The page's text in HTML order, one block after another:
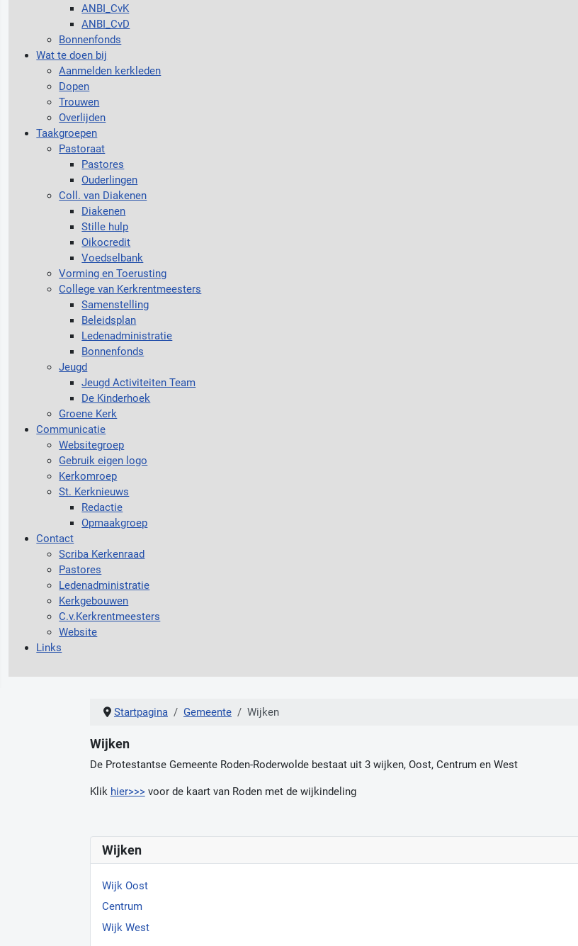
ANBI_CvK
ANBI_CvD
Bonnenfonds
Wat te doen bij
Aanmelden kerkleden
Dopen
Trouwen
Overlijden
Taakgroepen
Pastoraat
Pastores
Ouderlingen
Coll. van Diakenen
Diakenen
Stille hulp
Oikocredit
Voedselbank
Vorming en Toerusting
College van Kerkrentmeesters
Samenstelling
Beleidsplan
Ledenadministratie
Bonnenfonds
Jeugd
Jeugd Activiteiten Team
De Kinderhoek
Groene Kerk
Communicatie
Websitegroep
Gebruik eigen logo
Kerkomroep
St. Kerknieuws
Redactie
Opmaakgroep
Contact
Scriba Kerkenraad
Pastores
Ledenadministratie
Kerkgebouwen
C.v.Kerkrentmeesters
Website
Links
Startpagina Gemeente Wijken
Wijken
De Protestantse Gemeente Roden-Roderwolde bestaat uit 3 wijken, Oost, Centrum en West
Klik hier>>>voor de kaart van Roden met de wijkindeling
Wijken
Wijk Oost
Centrum
Wijk West